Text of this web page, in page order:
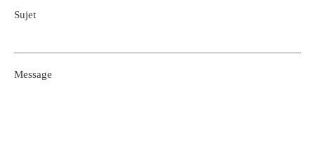
Sujet
Message